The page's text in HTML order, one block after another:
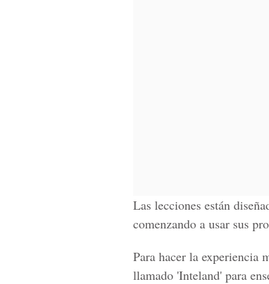
Las lecciones están
comenzando a usar sus
Para hacer la experiencia
llamado 'Inteland' para